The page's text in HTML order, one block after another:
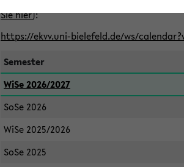
Sie hier):
https://ekvv.uni-bielefeld.de/ws/
Semester
WiSe 2026/2027
SoSe 2026
WiSe 2025/2026
SoSe 2025